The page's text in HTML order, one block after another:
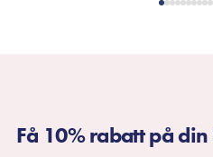
Få 10% rabatt på